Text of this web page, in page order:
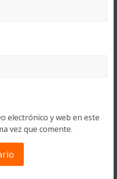
electrónico y web en este
vez que comente.